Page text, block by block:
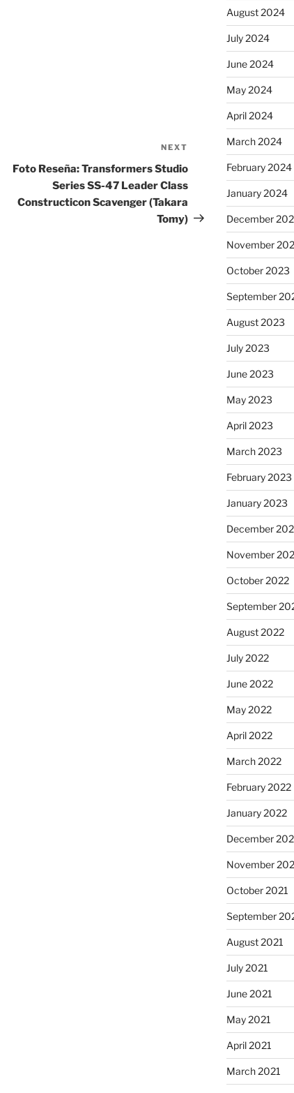
Post
NEXT
Foto Reseña: Transformers Studio
Series SS-47 Leader Class
Constructicon Scavenger (Takara
Tomy)
August 2024
July 2024
June 2024
May 2024
April 2024
March 2024
February 2024
January 2024
December
November
October 2023
September
August 2023
July 2023
June 2023
May 2023
April 2023
March 2023
February 2023
January 2023
December
November
October 2022
September
August 2022
July 2022
June 2022
May 2022
April 2022
March 2022
February 2022
January 2022
December
November
October 2021
September
August 2021
July 2021
June 2021
May 2021
April 2021
March 2021